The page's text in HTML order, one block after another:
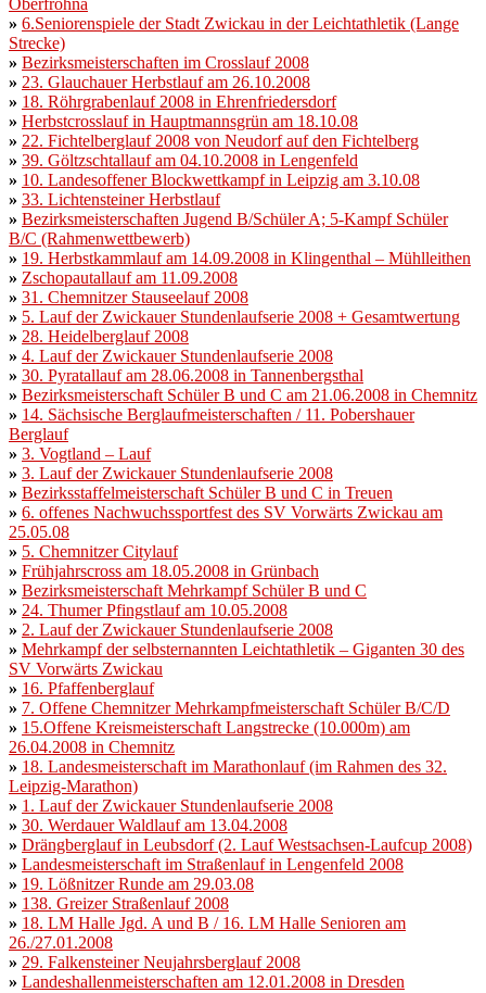
Oberfrohna
» 6.Seniorenspiele der Stadt Zwickau in der Leichtathletik (Lange
Strecke)
» Bezirksmeisterschaften im Crosslauf 2008
» 23. Glauchauer Herbstlauf am 26.10.2008
» 18. Röhrgrabenlauf 2008 in Ehrenfriedersdorf
» Herbstcrosslauf in Hauptmannsgrün am 18.10.08
» 22. Fichtelberglauf 2008 von Neudorf auf den Fichtelberg
» 39. Göltzschtallauf am 04.10.2008 in Lengenfeld
» 10. Landesoffener Blockwettkampf in Leipzig am 3.10.08
» 33. Lichtensteiner Herbstlauf
» Bezirksmeisterschaften Jugend B/Schüler A; 5-Kampf Schüler
B/C (Rahmenwettbewerb)
» 19. Herbstkammlauf am 14.09.2008 in Klingenthal – Mühlleithen
» Zschopautallauf am 11.09.2008
» 31. Chemnitzer Stauseelauf 2008
» 5. Lauf der Zwickauer Stundenlaufserie 2008 + Gesamtwertung
» 28. Heidelberglauf 2008
» 4. Lauf der Zwickauer Stundenlaufserie 2008
» 30. Pyratallauf am 28.06.2008 in Tannenbergsthal
» Bezirksmeisterschaft Schüler B und C am 21.06.2008 in Chemnitz
» 14. Sächsische Berglaufmeisterschaften / 11. Pobershauer
Berglauf
» 3. Vogtland – Lauf
» 3. Lauf der Zwickauer Stundenlaufserie 2008
» Bezirksstaffelmeisterschaft Schüler B und C in Treuen
» 6. offenes Nachwuchssportfest des SV Vorwärts Zwickau am
25.05.08
» 5. Chemnitzer Citylauf
» Frühjahrscross am 18.05.2008 in Grünbach
» Bezirksmeisterschaft Mehrkampf Schüler B und C
» 24. Thumer Pfingstlauf am 10.05.2008
» 2. Lauf der Zwickauer Stundenlaufserie 2008
» Mehrkampf der selbsternannten Leichtathletik – Giganten 30 des
SV Vorwärts Zwickau
» 16. Pfaffenberglauf
» 7. Offene Chemnitzer Mehrkampfmeisterschaft Schüler B/C/D
» 15.Offene Kreismeisterschaft Langstrecke (10.000m) am
26.04.2008 in Chemnitz
» 18. Landesmeisterschaft im Marathonlauf (im Rahmen des 32.
Leipzig-Marathon)
» 1. Lauf der Zwickauer Stundenlaufserie 2008
» 30. Werdauer Waldlauf am 13.04.2008
» Drängberglauf in Leubsdorf (2. Lauf Westsachsen-Laufcup 2008)
» Landesmeisterschaft im Straßenlauf in Lengenfeld 2008
» 19. Lößnitzer Runde am 29.03.08
» 138. Greizer Straßenlauf 2008
» 18. LM Halle Jgd. A und B / 16. LM Halle Senioren am
26./27.01.2008
» 29. Falkensteiner Neujahrsberglauf 2008
» Landeshallenmeisterschaften am 12.01.2008 in Dresden